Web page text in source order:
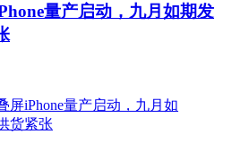
量产启动，九月如期发